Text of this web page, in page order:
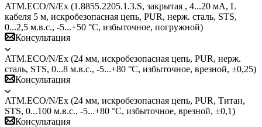
ATM.ECO/N/Ex (1.8855.2205.1.3.S, закрытая , 4...20 мА, L
кабеля 5 м, искробезопасная цепь, PUR, нерж. сталь, STS,
0...2,5 м.в.с., -5...+50 °C, избыточное, погружной)
Консультация
ATM.ECO/N/Ex (24 мм, искробезопасная цепь, PUR, нерж.
сталь, STS, 0...8 м.в.с., -5...+80 °C, избыточное, врезной, ±0,25)
Консультация
ATM.ECO/N/Ex (24 мм, искробезопасная цепь, PUR, Титан,
STS, 0...100 м.в.с., -5...+80 °C, избыточное, врезной, ±0,1)
Консультация